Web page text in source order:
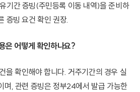
기간 증빙(주민등록 이동 내역)을 준비하
증빙 요건 확인 권장.
은 어떻게 확인하나요?
을 확인해야 합니다. 거주기간의 경우 실
며, 관련 증빙은 정부24에서 발급 가능한